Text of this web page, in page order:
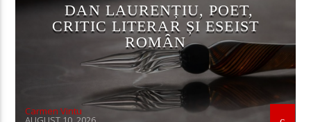
DAN LAURENȚIU, POET,
CRITIC LITERAR ȘI ESEIST
ROMÂN
Carmen Vintu